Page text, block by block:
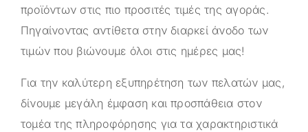
προϊόντων στις πιο προσιτές τιμές της αγοράς.
Πηγαίνοντας αντίθετα στην διαρκεί άνοδο των
τιμών που βιώνουμε όλοι στις ημέρες μας!
Για την καλύτερη εξυπηρέτηση των πελατών μας,
δίνουμε μεγάλη έμφαση και προσπάθεια στον
τομέα της πληροφόρησης για τα χαρακτηριστικά